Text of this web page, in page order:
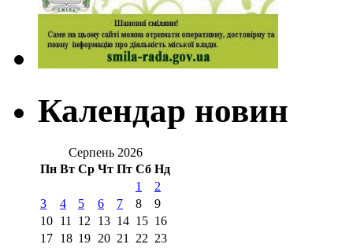
Календар новин
Серпень 2026
Пн Вт Ср Чт Пт Сб Нд
1
2
3
4 5 6 7 8
9
10 11 12 13 14 15 16
17 18 19 20 21 22 23